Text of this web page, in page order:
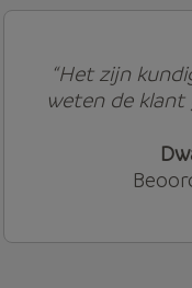
“Het zijn
weten de klant